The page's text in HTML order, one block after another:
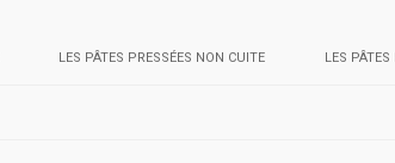
LES PÂTES PRESSÉES NON CUITE LES PÂTES